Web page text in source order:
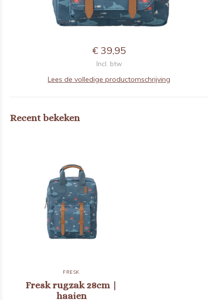
€ 39,95
Incl. btw
Lees de volledige productomschrijving
Recent bekeken
FRESK
Fresk rugzak 28cm |
haaien